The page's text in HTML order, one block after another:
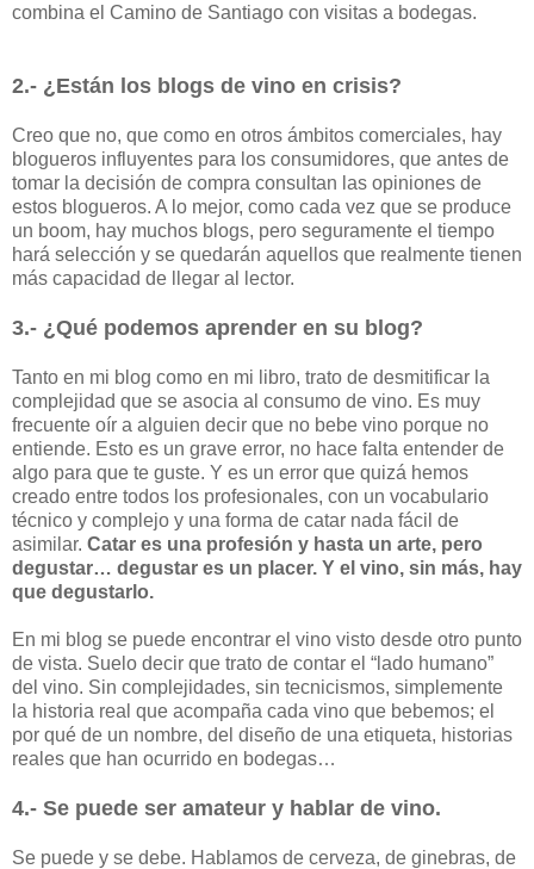
combina el Camino de Santiago con visitas a bodegas.
2.- ¿Están los blogs de vino en crisis?
Creo que no, que como en otros ámbitos comerciales, hay
blogueros influyentes para los consumidores, que antes de
tomar la decisión de compra consultan las opiniones de
estos blogueros. A lo mejor, como cada vez que se produce
un boom, hay muchos blogs, pero seguramente el tiempo
hará selección y se quedarán aquellos que realmente tienen
más capacidad de llegar al lector.
3.- ¿Qué podemos aprender en su blog?
Tanto en mi blog como en mi libro, trato de desmitificar la
complejidad que se asocia al consumo de vino. Es muy
frecuente oír a alguien decir que no bebe vino porque no
entiende. Esto es un grave error, no hace falta entender de
algo para que te guste. Y es un error que quizá hemos
creado entre todos los profesionales, con un vocabulario
técnico y complejo y una forma de catar nada fácil de
asimilar. Catar es una profesión y hasta un arte, pero
degustar… degustar es un placer. Y el vino, sin más, hay
que degustarlo.
En mi blog se puede encontrar el vino visto desde otro punto
de vista. Suelo decir que trato de contar el “lado humano”
del vino. Sin complejidades, sin tecnicismos, simplemente
la historia real que acompaña cada vino que bebemos; el
por qué de un nombre, del diseño de una etiqueta, historias
reales que han ocurrido en bodegas…
4.- Se puede ser amateur y hablar de vino.
Se puede y se debe. Hablamos de cerveza, de ginebras, de